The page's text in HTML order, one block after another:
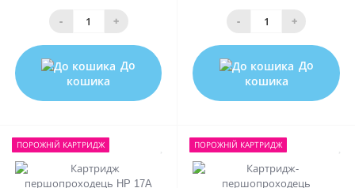
- +
До
кошика
- +
До
кошика
ПОРОЖНIЙ КАРТРИДЖ ПОРОЖНIЙ КАРТРИДЖ